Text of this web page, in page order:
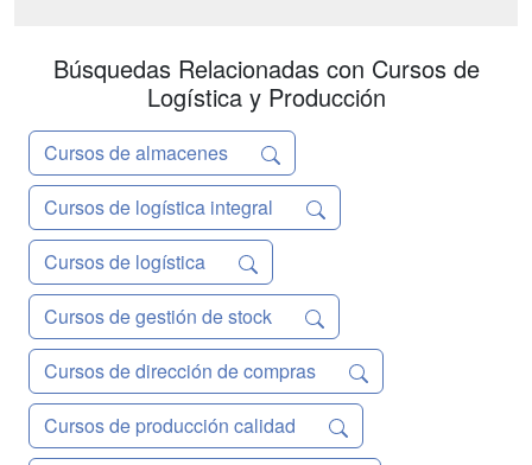
Empresa. Conocer a nivel usuario ...
Búsquedas Relacionadas con Cursos de
Logística y Producción
Cursos de almacenes
Cursos de logística integral
Cursos de logística
Cursos de gestión de stock
Cursos de dirección de compras
Cursos de producción calidad